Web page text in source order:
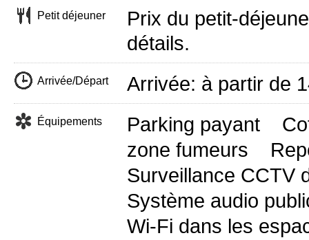
Petit déjeuner
Prix du petit-
détails.
Arrivée/Départ Arrivée: à partir
Équipements Parking payant
zone fumeurs
Surveillance CCTV
Système audio
Wi-Fi dans les